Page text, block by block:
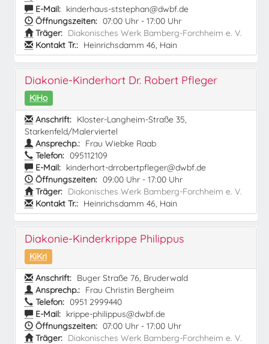
E-Mail: kinderhaus-ststephan@dwbf.de
Öffnungszeiten: 07:00 Uhr - 17:00 Uhr
Träger: Diakonisches Werk Bamberg-Forchheim e. V.
Kontakt Tr.: Heinrichsdamm 46, Hain
Diakonie-Kinderhort Dr. Robert Pfleger
KiHo
Anschrift: Kloster-Langheim-Straße 35,
Starkenfeld/Malerviertel
Ansprechp.: Frau Wiebke Raab
Telefon: 095112109
E-Mail: kinderhort-drrobertpfleger@dwbf.de
Öffnungszeiten: 09:00 Uhr - 17:00 Uhr
Träger: Diakonisches Werk Bamberg-Forchheim e. V.
Kontakt Tr.: Heinrichsdamm 46, Hain
Diakonie-Kinderkrippe Philippus
KiKri
Anschrift: Buger Straße 76, Bruderwald
Ansprechp.: Frau Christin Bergheim
Telefon: 0951 2999440
E-Mail: krippe-philippus@dwbf.de
Öffnungszeiten: 07:00 Uhr - 17:00 Uhr
Träger: Diakonisches Werk Bamberg-Forchheim e. V.